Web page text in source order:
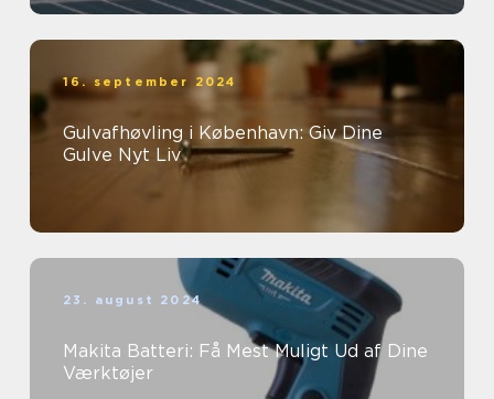
16. september 2024
Gulvafhøvling i København: Giv Dine
Gulve Nyt Liv
23. august 2024
Makita Batteri: Få Mest Muligt Ud af Dine
Værktøjer